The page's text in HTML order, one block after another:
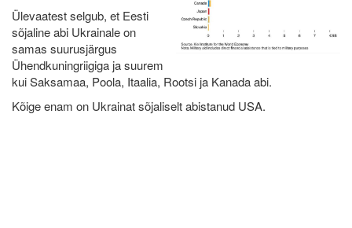
Ülevaatest selgub, et Eesti
sõjaline abi Ukrainale on
samas suurusjärgus
Ühendkuningriigiga ja suurem
kui Saksamaa, Poola, Itaalia, Rootsi ja Kanada abi.
Kõige enam on Ukrainat sõjaliselt abistanud USA.